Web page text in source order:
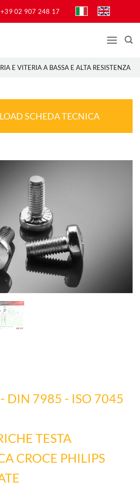
+39 02 907 248 17
E VITERIA A BASSA E ALTA RESISTENZA
SCHEDA TECNICA
DIN 7985 - ISO 7045
TESTA
CROCE PHILIPS